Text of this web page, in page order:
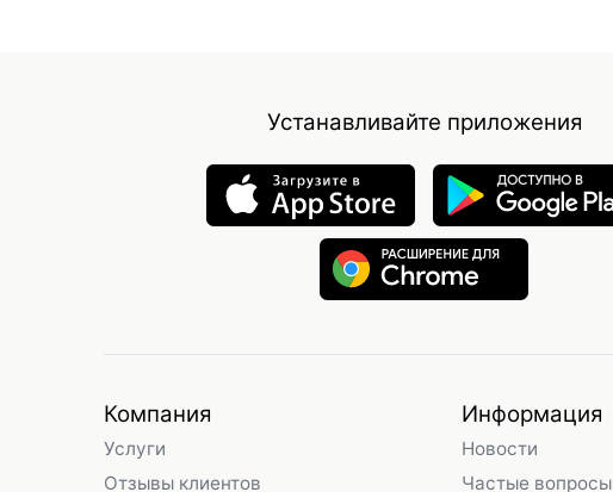
Устанавливайте приложения
Компания
Услуги
Отзывы клиентов
Информация
Новости
Частые вопросы